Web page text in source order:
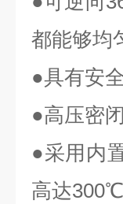
都能够均
●具有安
●高压密
●采用内
高达